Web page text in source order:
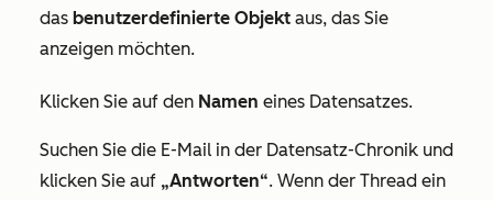
das benutzerdefinierte Objekt aus, das Sie
anzeigen möchten.
Klicken Sie auf den Namen eines Datensatzes.
Suchen Sie die E-Mail in der Datensatz-Chronik und
klicken Sie auf „Antworten“. Wenn der Thread ein